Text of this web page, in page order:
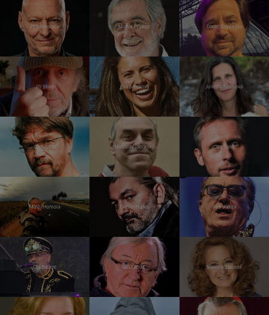
Petr Nikolaev Michal Prokop David Gaydečka
Jiří Stivín Eva Samková Juliet Navrátilová
Dan Bárta Miroslav Táborský Jan Tuna
Matěj Homola Daniel Hůlka Petr Janda
Ota Balage Jiří Lábus Simona Stašová